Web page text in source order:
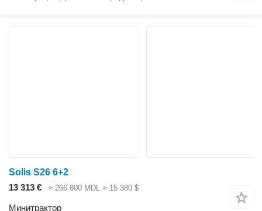
Solis S26 6+2
13 313 €
≈ 266 800 MDL ≈ 15 380 $
Минитрактор